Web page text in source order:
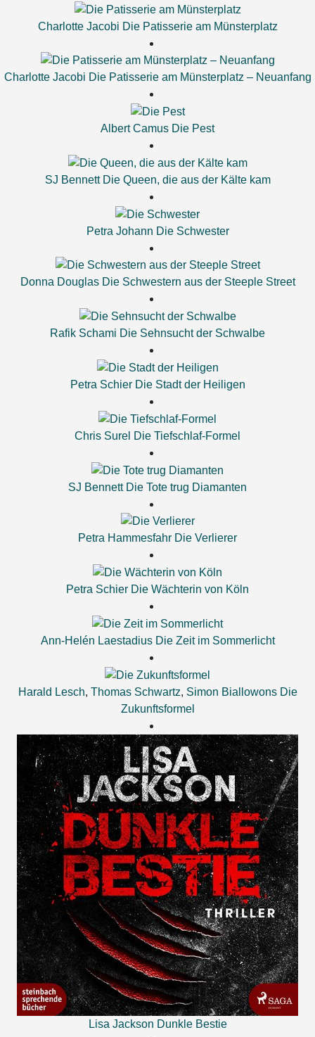
Charlotte Jacobi Die Patisserie am Münsterplatz
Charlotte Jacobi Die Patisserie am Münsterplatz – Neuanfang
Albert Camus Die Pest
SJ Bennett Die Queen, die aus der Kälte kam
Petra Johann Die Schwester
Donna Douglas Die Schwestern aus der Steeple Street
Rafik Schami Die Sehnsucht der Schwalbe
Petra Schier Die Stadt der Heiligen
Chris Surel Die Tiefschlaf-Formel
SJ Bennett Die Tote trug Diamanten
Petra Hammesfahr Die Verlierer
Petra Schier Die Wächterin von Köln
Ann-Helén Laestadius Die Zeit im Sommerlicht
Harald Lesch, Thomas Schwartz, Simon Biallowons Die
Zukunftsformel
Lisa Jackson Dunkle Bestie